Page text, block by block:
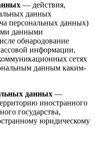
— действия,
данных
персональных данных)
данными
обнародование
информации,
сетях
данным каким-
данных —
иностранного
государства,
юридическому